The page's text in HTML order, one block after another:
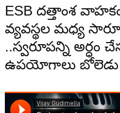
ESB దత్తాంశ
వ్యవస్థల మధ్య
..స్వరూపన్ని అర్ధం
ఉపయోగాలు బోలెడు